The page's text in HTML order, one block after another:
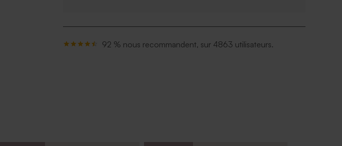
92 % nous recommandent, sur 4863 utilisateurs.